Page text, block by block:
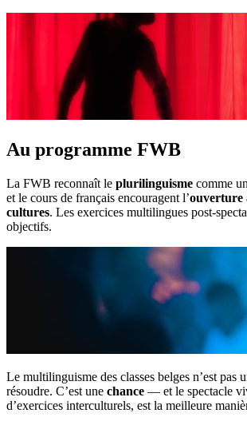
Au programme FWB
La FWB reconnaît le plurilinguisme comme
et le cours de français encouragent l’ouverture
cultures. Les exercices multilingues post-
objectifs.
Le multilinguisme des classes belges n’est pas
résoudre. C’est une chance — et le spectacle
d’exercices interculturels, est la meilleure